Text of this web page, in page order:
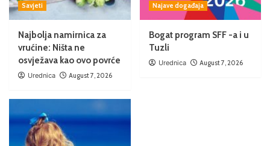
Savjeti
Najbolja namirnica za
vrućine: Ništa ne
osvježava kao ovo povrće
Urednica August 7, 2026
Najave događaja
Bogat program SFF -a i u
Tuzli
Urednica August 7, 2026